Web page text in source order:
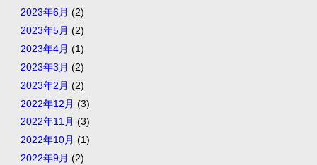
2023年6月 (2)
2023年5月 (2)
2023年4月 (1)
2023年3月 (2)
2023年2月 (2)
2022年12月 (3)
2022年11月 (3)
2022年10月 (1)
2022年9月 (2)